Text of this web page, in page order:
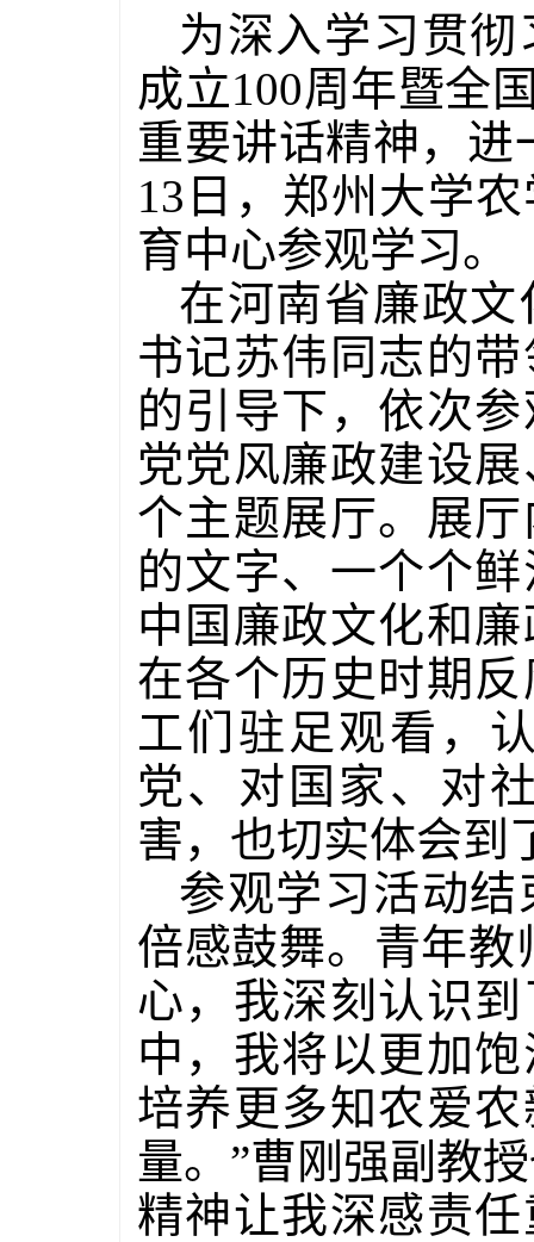
为深入学习贯
成立100周年暨全
重要讲话精神，进
13日，郑州大学
育中心参观学习。
在河南省廉政
书记苏伟同志的
的引导下，依次
党党风廉政建设
个主题展厅。展
的文字、一个个
中国廉政文化和
在各个历史时期
工们驻足观看，
党、对国家、对
害，也切实体会到
参观学习活动
倍感鼓舞。青年教
心，我深刻认识
中，我将以更加
培养更多知农爱
量。”曹刚强副教
精神让我深感责